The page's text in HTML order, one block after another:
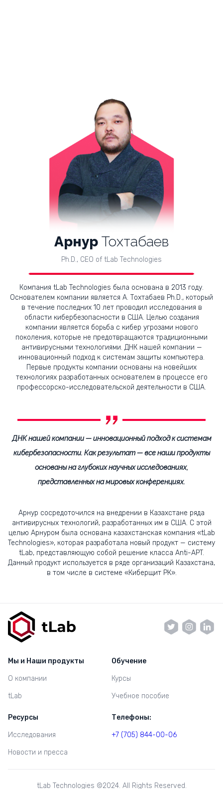
Арнур Тохтабаев
Ph.D., CEO of tLab Technologies
Компания tLab Technologies была основана в 2013 году.
Основателем компании является А. Тохтабаев Ph.D., который
в течение последних 10 лет проводил исследования в
области кибербезопасности в США. Целью создания
компании является борьба с кибер угрозами нового
поколения, которые не предотвращаются традиционными
антивирусными технологиями. ДНК нашей компании —
инновационный подход к системам защиты компьютера.
Первые продукты компании основаны на новейших
технологиях разработанных основателем в процессе его
профессорско-исследовательской деятельности в США.
ДНК нашей компании — инновационный подход к системам
кибербезопасности. Как результат — все наши продукты
основаны на глубоких научных исследованиях,
представленных на мировых конференциях.
Арнур сосредоточился на внедрении в Казахстане ряда
антивирусных технологий, разработанных им в США. С этой
целью Арнуром была основана казахстанская компания «tLab
Technologies», которая разработала новый продукт — систему
tLab, представляющую собой решение класса Anti-APT.
Данный продукт используется в ряде организаций Казахстана,
в том числе в системе «Киберщит РК».
Мы и Наши продукты
О компании
tLab
Обучение
Курсы
Учебное пособие
Ресурсы
Исследования
Новости и пресса
Телефоны:
+7 (705) 844-00-06
tLab Technologies ©2024. All Rights Reserved.